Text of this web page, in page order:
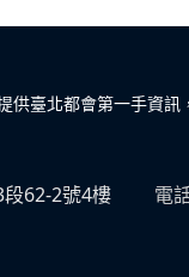
供臺北都會第一手資訊
62-2號4樓 電